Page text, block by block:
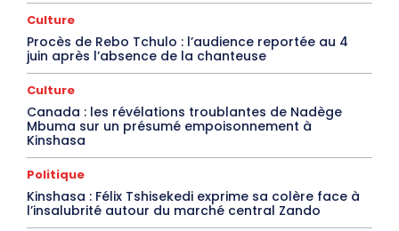
Culture
Procès de Rebo Tchulo : l’audience reportée au 4
juin après l’absence de la chanteuse
Culture
Canada : les révélations troublantes de Nadège
Mbuma sur un présumé empoisonnement à
Kinshasa
Politique
Kinshasa : Félix Tshisekedi exprime sa colère face à
l’insalubrité autour du marché central Zando